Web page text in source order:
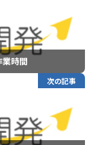
時間
次の記事